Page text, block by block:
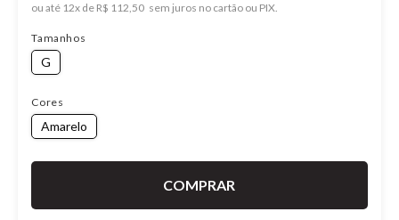
ou
12x de R$ 112,50
Tamanhos
G
Cores
Amarelo